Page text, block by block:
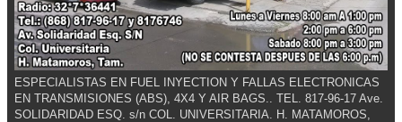
ESPECIALISTAS EN FUEL INYECTION Y FALLAS ELECTRONICAS
EN TRANSMISIONES (ABS), 4X4 Y AIR BAGS.. TEL. 817-96-17 Ave.
SOLIDARIDAD ESQ. s/n COL. UNIVERSITARIA. H. MATAMOROS,